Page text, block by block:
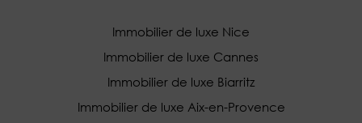
Immobilier de luxe Nice
Immobilier de luxe Cannes
Immobilier de luxe Biarritz
Immobilier de luxe Aix-en-Provence